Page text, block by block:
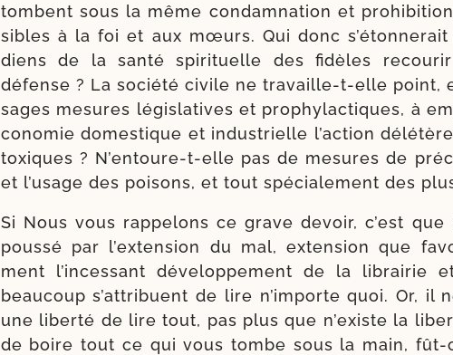
tombent sous la même condam­na­tion et
sibles à la foi et aux mœurs. Qui donc
diens de la san­té spi­ri­tuelle des fidèles
défense ? La socié­té civile ne travaille-​t-​elle point,
sages mesures légis­la­tives et pro­phy­lac­tiques, à
co­no­mie domes­tique et indus­trielle l’ac­tion
toxiques ? N’entoure-​t-​elle pas de mesures de
et l’u­sage des poi­sons, et tout spé­cia­le­ment des
Si Nous vous rap­pe­lons ce grave devoir, c’est que
pous­sé par l’ex­ten­sion du mal, exten­sion que
ment l’in­ces­sant déve­lop­pe­ment de la librai­rie
beau­coup s’at­tri­buent de lire n’im­porte quoi. Or, il
une liber­té de lire tout, pas plus que n’existe la
de boire tout ce qui vous tombe sous la main, fût-​